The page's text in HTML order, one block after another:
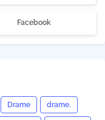
Facebook
Drame drame.